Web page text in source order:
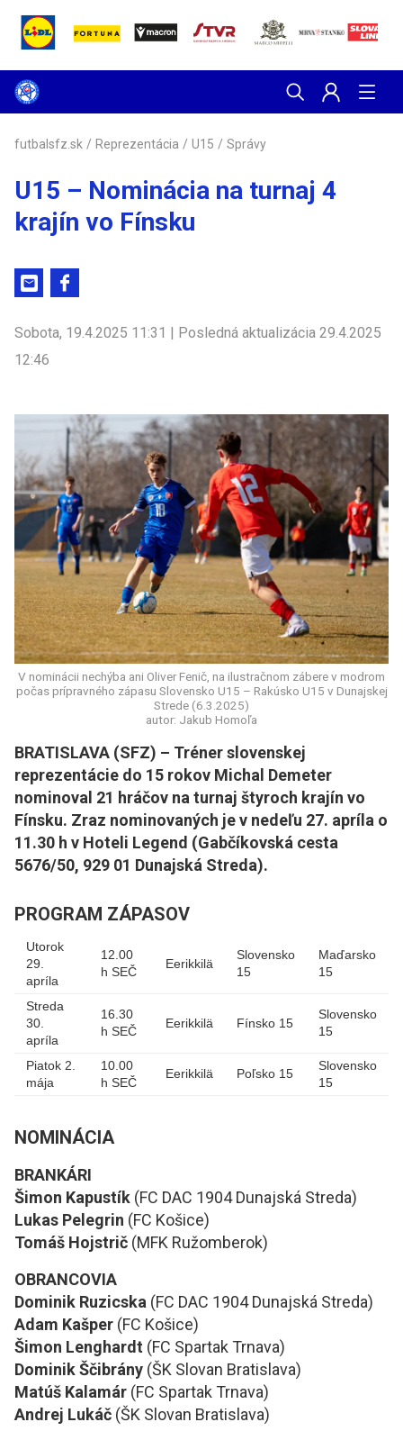
futbalsfz.sk / Reprezentácia / U15 / Správy
U15 – Nominácia na turnaj 4
krajín vo Fínsku
Sobota, 19.4.2025 11:31 | Posledná aktualizácia 29.4.2025
12:46
V nominácii nechýba ani Oliver Fenič, na ilustračnom zábere v modrom
počas prípravného zápasu Slovensko U15 – Rakúsko U15 v Dunajskej
Strede (6.3.2025)
autor: Jakub Homoľa
BRATISLAVA (SFZ) – Tréner slovenskej
reprezentácie do 15 rokov Michal Demeter
nominoval 21 hráčov na turnaj štyroch krajín vo
Fínsku. Zraz nominovaných je v nedeľu 27. apríla o
11.30 h v Hoteli Legend (Gabčíkovská cesta
5676/50, 929 01 Dunajská Streda).
PROGRAM ZÁPASOV
Utorok
29.
apríla
12.00
h SEČ
Eerikkilä
Slovensko
15
Maďarsko
15
Streda
30.
apríla
16.30
h SEČ
Eerikkilä Fínsko 15
Slovensko
15
Piatok 2.
mája
10.00
h SEČ
Eerikkilä Poľsko 15
Slovensko
15
NOMINÁCIA
BRANKÁRI
Šimon Kapustík (FC DAC 1904 Dunajská Streda)
Lukas Pelegrin (FC Košice)
Tomáš Hojstrič (MFK Ružomberok)
OBRANCOVIA
Dominik Ruzicska (FC DAC 1904 Dunajská Streda)
Adam Kašper (FC Košice)
Šimon Lenghardt (FC Spartak Trnava)
Dominik Ščibrány (ŠK Slovan Bratislava)
Matúš Kalamár (FC Spartak Trnava)
Andrej Lukáč (ŠK Slovan Bratislava)